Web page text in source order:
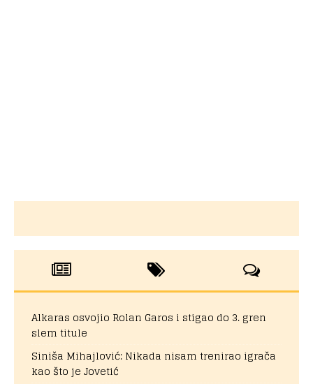
Alkaras osvojio Rolan Garos i stigao do 3. gren
slem titule
Siniša Mihajlović: Nikada nisam trenirao igrača
kao što je Jovetić